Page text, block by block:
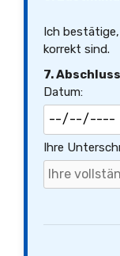
Ich
korrekt sind.
7. Abschluss
Datum:
Ihre